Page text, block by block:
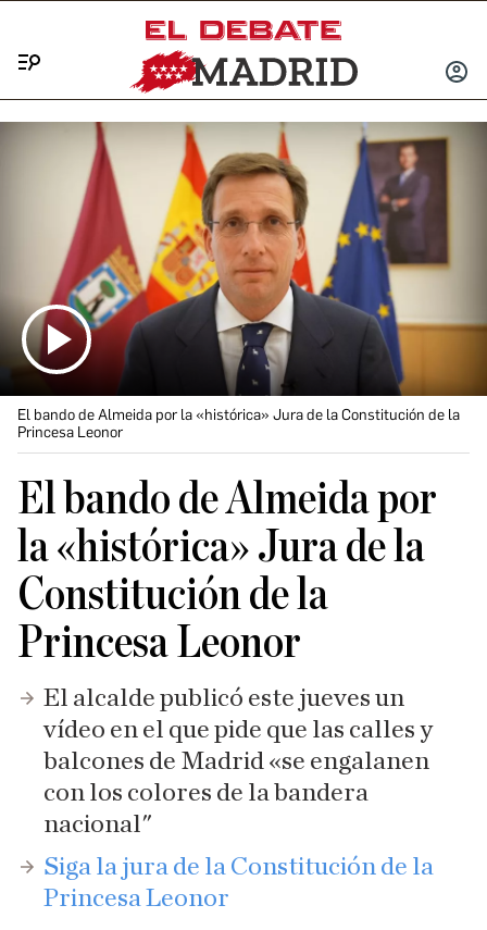
INICIAR
El bando de Almeida por la «histórica» Jura de la Constitución de la
Princesa Leonor
El bando de Almeida por
la «histórica» Jura de la
Constitución de la
Princesa Leonor
El alcalde publicó este jueves un
vídeo en el que pide que las calles y
balcones de Madrid «se engalanen
con los colores de la bandera
nacional"
Siga la jura de la Constitución de la
Princesa Leonor